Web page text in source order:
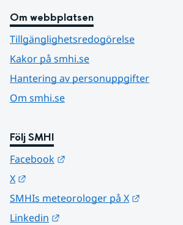
Om webbplatsen
Tillgänglighetsredogörelse
Kakor på smhi.se
Hantering av personuppgifter
Om smhi.se
Följ SMHI
Facebook
X
SMHIs meteorologer på X
Linkedin